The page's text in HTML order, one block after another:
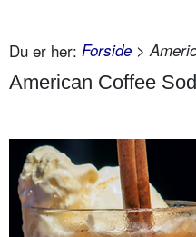
Du er her: Forside >
American Coffee